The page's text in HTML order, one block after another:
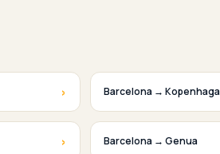
› Barcelona → Kopenhaga
› Barcelona → Genua